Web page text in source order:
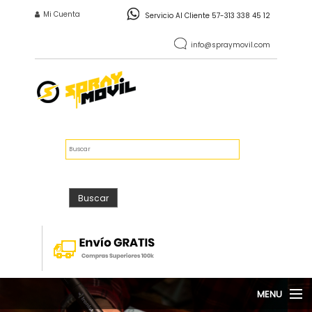
Pasar al contenido principal
INICIO DE SESIÓN
Mi Cuenta Servicio Al Cliente 57-313 338 45 12
info@spraymovil.com
FORMULARIO DE
BÚSQUEDA
Buscar
Buscar
MENU